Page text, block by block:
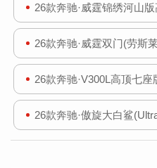
26款奔驰·威霆锦绣河山
26款奔驰·威霆双门(劳斯
26款奔驰·V300L高顶七座
26款奔驰·傲旋大白鲨